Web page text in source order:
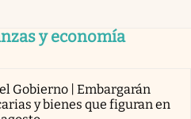
y economía
Gobierno | Embargarán
y bienes que figuran en